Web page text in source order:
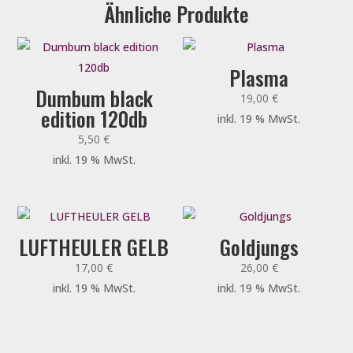
Ähnliche Produkte
Dumbum black
edition 120db
5,50€
inkl. 19 % MwSt.
Plasma
19,00 €
inkl. 19 % MwSt.
LUFTHEULER GELB
17,00€
inkl. 19 % MwSt.
Goldjungs
26,00 €
inkl. 19 % MwSt.